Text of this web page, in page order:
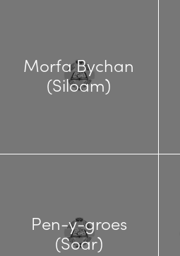
Morfa Bychan
(Siloam)
Pen-y-groes
(Soar)